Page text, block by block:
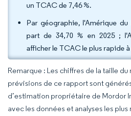
un TCAC de 7,46 %.
Par géographie, l'Amérique
part de 34,70 % en 2025 ;
afficher le TCAC le plus rapide à
Remarque : Les chiffres de la taille
prévisions de ce rapport sont
d’estimation propriétaire de Mordor
avec les données et analyses les